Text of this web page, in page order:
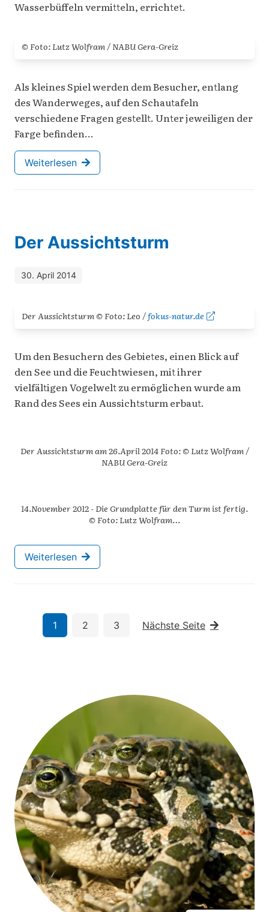
Wasserbüffeln vermitteln, errichtet.
© Foto: Lutz Wolfram / NABU Gera-Greiz
Als kleines Spiel werden dem Besucher, entlang
des Wanderweges, auf den Schautafeln
verschiedene Fragen gestellt. Unter jeweiligen der
Farge befinden…
Weiterlesen
Der Aussichtsturm
30. April 2014
Der Aussichtsturm © Foto: Leo /fokus-natur.de
Um den Besuchern des Gebietes, einen Blick auf
den See und die Feuchtwiesen, mit ihrer
vielfältigen Vogelwelt zu ermöglichen wurde am
Rand des Sees ein Aussichtsturm erbaut.
Der Aussichtsturm am 26.April 2014 Foto: © Lutz Wolfram /
NABU Gera-Greiz
14.November 2012 - Die Grundplatte für den Turm ist fertig.
© Foto: Lutz Wolfram…
Weiterlesen
1 2 3 Nächste Seite